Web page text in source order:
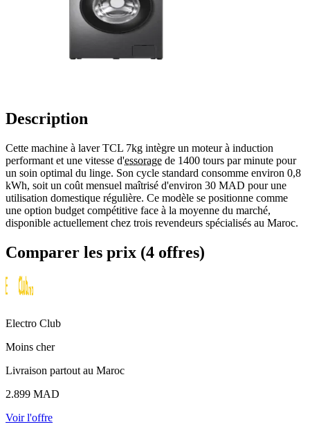
Description
Cette machine à laver TCL 7kg intègre un moteur à induction
performant et une vitesse d'essorage de 1400 tours par minute pour
un soin optimal du linge. Son cycle standard consomme environ 0,8
kWh, soit un coût mensuel maîtrisé d'environ 30 MAD pour une
utilisation domestique régulière. Ce modèle se positionne comme
une option budget compétitive face à la moyenne du marché,
disponible actuellement chez trois revendeurs spécialisés au Maroc.
Comparer les prix (4 offres)
Electro Club
Moins cher
Livraison partout au Maroc
2.899 MAD
Voir l'offre